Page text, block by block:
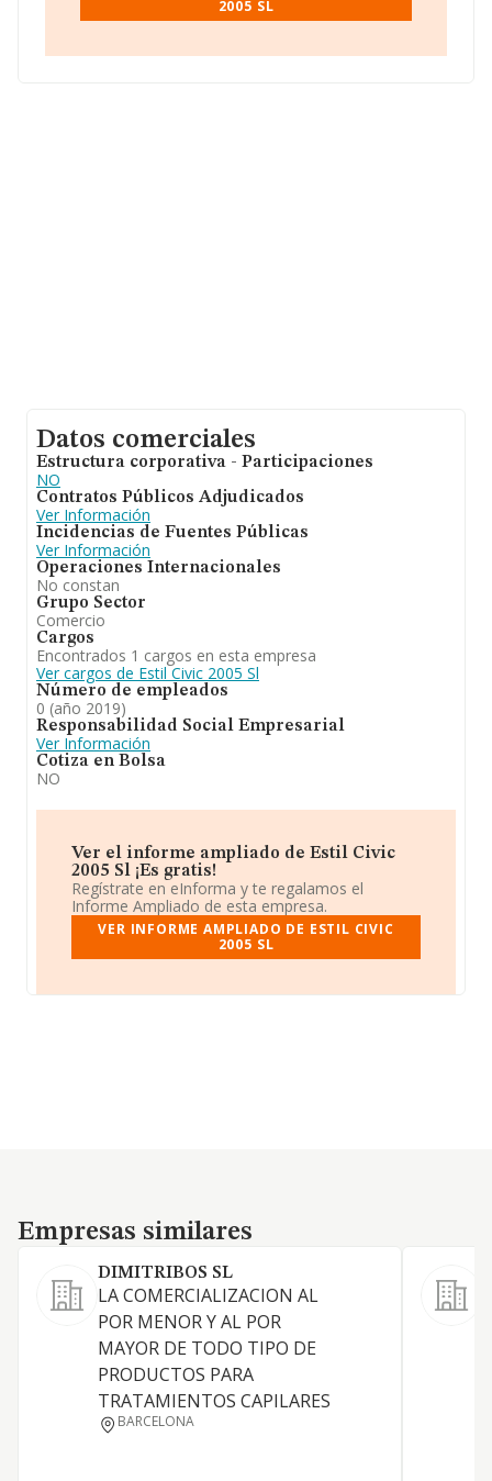
ventas en 2019. Con el fin de ampliar la información
empresas es de 2; la antigüedad desde la constitución
2005 SL
Datos comerciales
Estructura corporativa - Participaciones
NO
Contratos Públicos Adjudicados
Ver Información
Incidencias de Fuentes Públicas
Ver Información
Operaciones Internacionales
No constan
Grupo Sector
Comercio
Cargos
Encontrados 1 cargos en esta empresa
Ver cargos de Estil Civic 2005 Sl
Número de empleados
0 (año 2019)
Responsabilidad Social Empresarial
Ver Información
Cotiza en Bolsa
NO
Ver el informe ampliado de Estil Civic
2005 Sl ¡Es gratis!
Regístrate en eInforma y te regalamos el
Informe Ampliado de esta empresa.
VER INFORME AMPLIADO DE ESTIL CIVIC
2005 SL
Empresas similares
Empresas similares
DIMITRIBOS SL
LA COMERCIALIZACION AL
POR MENOR Y AL POR
MAYOR DE TODO TIPO DE
PRODUCTOS PARA
TRATAMIENTOS CAPILARES
BARCELONA